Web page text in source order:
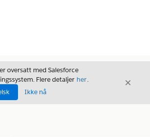
oversatt med Salesforce
Flere detaljer her.
Ikke nå
Avslutt